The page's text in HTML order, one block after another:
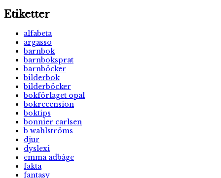
Etiketter
alfabeta
argasso
barnbok
barnboksprat
barnböcker
bilderbok
bilderböcker
bokförlaget opal
bokrecension
boktips
bonnier carlsen
b wahlströms
djur
dyslexi
emma adbåge
fakta
fantasy